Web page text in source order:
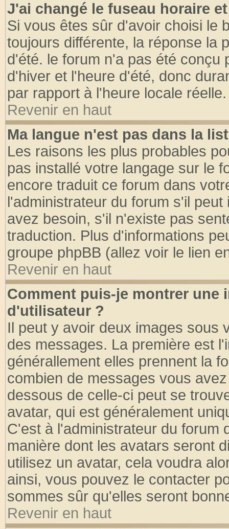
J'ai changé le fuseau horaire
Si vous êtes sûr d'avoir choisi le
toujours différente, la réponse la
d'été. le forum n'a pas été conçu
d'hiver et l'heure d'été, donc
par rapport à l'heure locale réelle.
Revenir en haut
Ma langue n'est pas dans la
Les raisons les plus probables
pas installé votre langage sur le
encore traduit ce forum dans
l'administrateur du forum s'il
avez besoin, s'il n'existe pas
traduction. Plus d'informations
groupe phpBB (allez voir le lien
Revenir en haut
Comment puis-je montrer une
d'utilisateur ?
Il peut y avoir deux images sous
des messages. La première est
générallement elles prennent la
combien de messages vous
dessous de celle-ci peut se
avatar, qui est généralement
C'est à l'administrateur du forum
manière dont les avatars seront
utilisez un avatar, cela voudra
ainsi, vous pouvez le contacter
sommes sûr qu'elles seront
Revenir en haut